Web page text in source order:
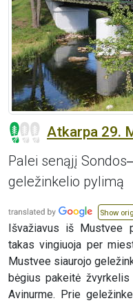
Atkarpa 29.
Palei senąjį
geležinkelio pylimą
Show
Išvažiavus iš Mustvee
takas vingiuoja per
Mustvee siaurojo
bėgius pakeitė
Avinurme. Prie